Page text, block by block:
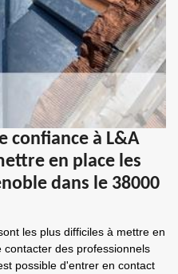
confiance à L&A
en place les
dans le 38000
les plus difficiles à mettre en
contacter des professionnels
possible d'entrer en contact